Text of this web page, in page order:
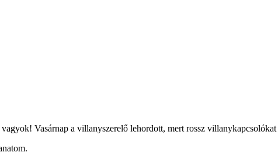
Vasárnap a villanyszerelő lehordott, mert rossz